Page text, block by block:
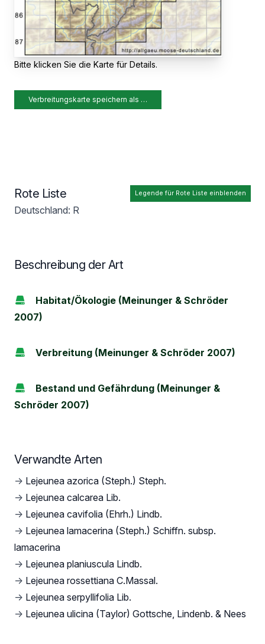
Bitte klicken Sie die Karte für Details.
Verbreitungskarte speichern als …
Legende für Rote Liste einblenden
Rote Liste
Deutschland: R
Beschreibung der Art
Habitat/Ökologie (Meinunger & Schröder
2007)
Verbreitung (Meinunger & Schröder 2007)
Bestand und Gefährdung (Meinunger &
Schröder 2007)
Verwandte Arten
→ Lejeunea azorica (Steph.) Steph.
→ Lejeunea calcarea Lib.
→ Lejeunea cavifolia (Ehrh.) Lindb.
→ Lejeunea lamacerina (Steph.) Schiffn. subsp.
lamacerina
→ Lejeunea planiuscula Lindb.
→ Lejeunea rossettiana C.Massal.
→ Lejeunea serpyllifolia Lib.
→ Lejeunea ulicina (Taylor) Gottsche, Lindenb. & Nees